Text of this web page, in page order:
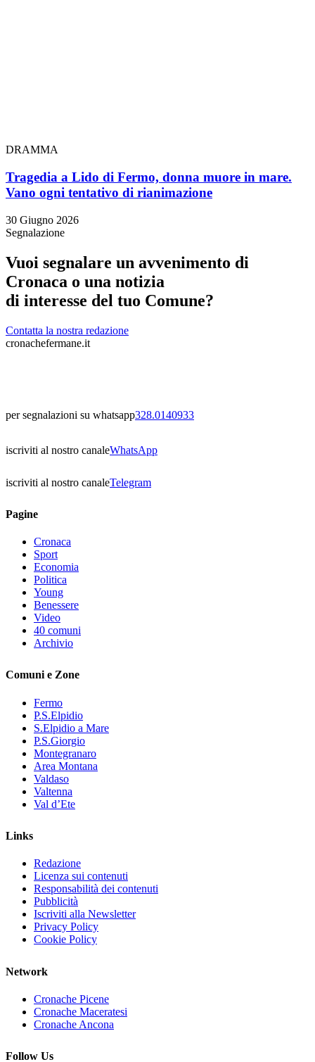
DRAMMA
Tragedia a Lido di Fermo, donna muore in mare.
Vano ogni tentativo di rianimazione
30 Giugno 2026
Segnalazione
Vuoi segnalare un avvenimento di
Cronaca o una notizia
di interesse del tuo Comune?
Contatta la nostra redazione
cronachefermane.it
per segnalazioni su whatsapp328.0140933
iscriviti al nostro canaleWhatsApp
iscriviti al nostro canaleTelegram
Pagine
Cronaca
Sport
Economia
Politica
Young
Benessere
Video
40 comuni
Archivio
Comuni e Zone
Fermo
P.S.Elpidio
S.Elpidio a Mare
P.S.Giorgio
Montegranaro
Area Montana
Valdaso
Valtenna
Val d’Ete
Links
Redazione
Licenza sui contenuti
Responsabilità dei contenuti
Pubblicità
Iscriviti alla Newsletter
Privacy Policy
Cookie Policy
Network
Cronache Picene
Cronache Maceratesi
Cronache Ancona
Follow Us